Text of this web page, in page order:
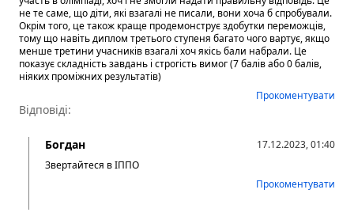
не те саме, що діти, які взагалі не писали, вони хоча б спробували.
Окрім того, це також краще продемонструє здобутки переможців,
тому що навіть диплом третього ступеня багато чого вартує, якщо
менше третини учасників взагалі хоч якісь бали набрали. Це
показує складність завдань і строгість вимог (7 балів або 0 балів,
ніяких проміжних результатів)
Прокоментувати
Відповіді:
Богдан
17.12.2023, 01:40
Звертайтеся в ІППО
Прокоментувати